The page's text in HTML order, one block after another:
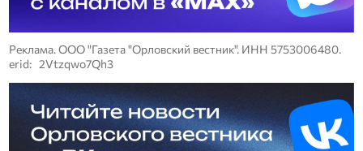
Реклама. ООО "Газета "Орловский вестник". ИНН 5753006480.
erid: 2Vtzqwo7Qh3